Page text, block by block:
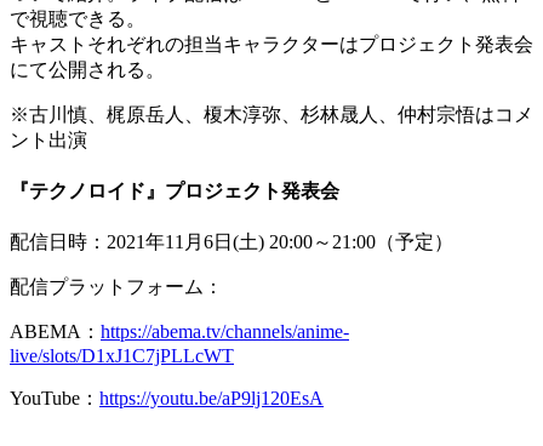
で視聴できる。
キャストそれぞれの担当キャラクターはプロジェクト発表会
にて公開される。
※古川慎、梶原岳人、榎木淳弥、杉林晟人、仲村宗悟はコメ
ント出演
『テクノロイド』プロジェクト発表会
配信日時：2021年11月6日(土) 20:00～21:00（予定）
配信プラットフォーム：
ABEMA： https://abema.tv/channels/anime-
live/slots/D1xJ1C7jPLLcWT
YouTube： https://youtu.be/aP9lj120EsA